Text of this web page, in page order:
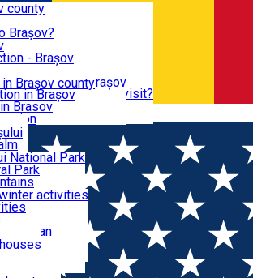
county
Brașov?
Centers
Recommendations
attractions
local recommend to visit?
Brașov
- Brașov
Center - Brașov
in Brașov
Brasov
Brașov county
National Park
Park
activities